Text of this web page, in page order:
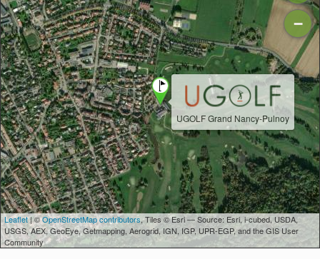
UGOLF Grand Nancy-Pulnoy
−
Leaflet| ©OpenStreetMap contributors, Tiles © Esri — Source: Esri, i-cubed, USDA,
USGS, AEX, GeoEye, Getmapping, Aerogrid, IGN, IGP, UPR-EGP, and the GIS User
Community